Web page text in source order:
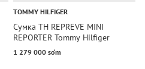
TOMMY HILFIGER
Сумка TH REPREVE MINI
REPORTER Tommy Hilfiger
1 279 000 so‘m